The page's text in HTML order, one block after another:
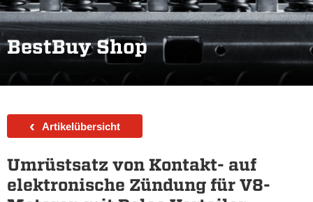
BestBuy Shop
‹ Artikelübersicht
Umrüstsatz von Kontakt- auf
elektronische Zündung für V8-